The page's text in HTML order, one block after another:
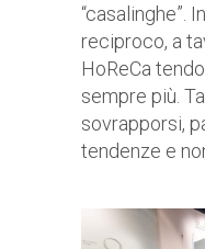
“casalinghe”.
reciproco, a
HoReCa
sempre più.
sovrapporsi,
tendenze e